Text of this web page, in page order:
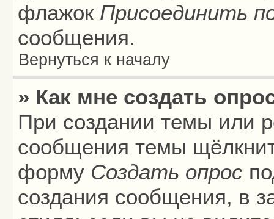
флажок Присоединить
сообщения.
Вернуться к началу
» Как мне создать
При создании темы или
сообщения темы
форму Создать опрос
создания сообщения, в